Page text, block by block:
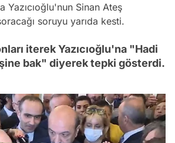
Yazıcıoğlu'nun Sinan Ateş
soruyu yarıda kesti.
iterek Yazıcıoğlu'na "Hadi
bak" diyerek tepki gösterdi.